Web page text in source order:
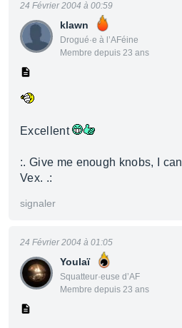
klawn
Drogué·e à l’AFéine
Membre depuis 23 ans
24 Février 2004 à 00:59
Excellent
:. Give me enough knobs, I
Vex. .:
signaler
Youlaï
Squatteur·euse d’AF
Membre depuis 23 ans
24 Février 2004 à 01:05